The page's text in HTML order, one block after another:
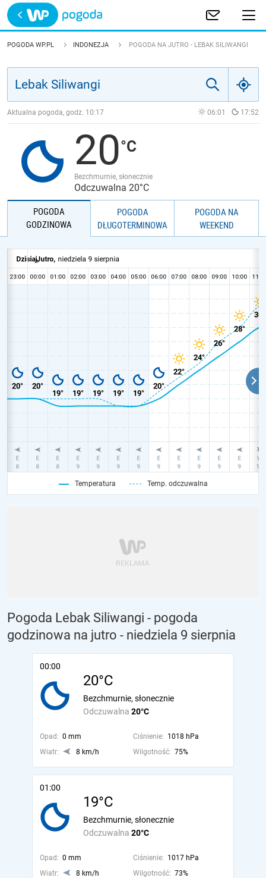
Trwa ładowanie
POLSKA
JAKOŚĆ POWIETRZA
POGODA WP.PL INDONEZJA POGODA NA JUTRO - LEBAK SILIWANGI
Aktualna pogoda, godz. 10:17 06:01 17:52
20
Bezchmurnie, słonecznie
Odczuwalna 20°C
POGODA
GODZINOWA
POGODA
DŁUGOTERMINOWA
POGODA NA
WEEKEND
Temperatura Temp. odczuwalna
Pogoda Lebak Siliwangi - pogoda
godzinowa na jutro - niedziela 9 sierpnia
00:00
20°C
Odczuwalna 20°C
Bezchmurnie, słonecznie
Opad: 0 mm Ciśnienie: 1018 hPa
Wiatr:
8 km/h Wilgotność: 75%
01:00
19°C
Odczuwalna 20°C
Bezchmurnie, słonecznie
Opad: 0 mm Ciśnienie: 1017 hPa
Wiatr:
8 km/h Wilgotność: 73%